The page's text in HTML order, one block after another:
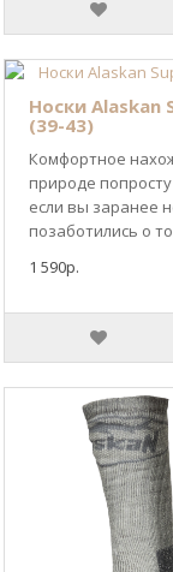
Носки Alaskan
(39-43)
Комфортное
природе
если вы заранее
позаботились о
1 590р.